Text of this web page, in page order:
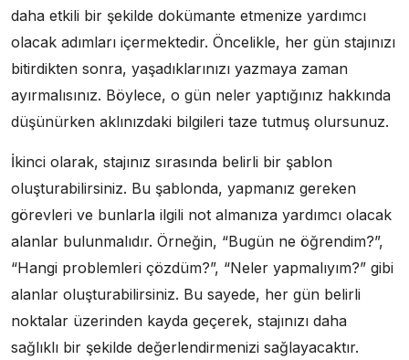
daha etkili bir şekilde dokümante etmenize yardımcı
olacak adımları içermektedir. Öncelikle, her gün stajınızı
bitirdikten sonra, yaşadıklarınızı yazmaya zaman
ayırmalısınız. Böylece, o gün neler yaptığınız hakkında
düşünürken aklınızdaki bilgileri taze tutmuş olursunuz.
İkinci olarak, stajınız sırasında belirli bir şablon
oluşturabilirsiniz. Bu şablonda, yapmanız gereken
görevleri ve bunlarla ilgili not almanıza yardımcı olacak
alanlar bulunmalıdır. Örneğin, “Bugün ne öğrendim?”,
“Hangi problemleri çözdüm?”, “Neler yapmalıyım?” gibi
alanlar oluşturabilirsiniz. Bu sayede, her gün belirli
noktalar üzerinden kayda geçerek, stajınızı daha
sağlıklı bir şekilde değerlendirmenizi sağlayacaktır.